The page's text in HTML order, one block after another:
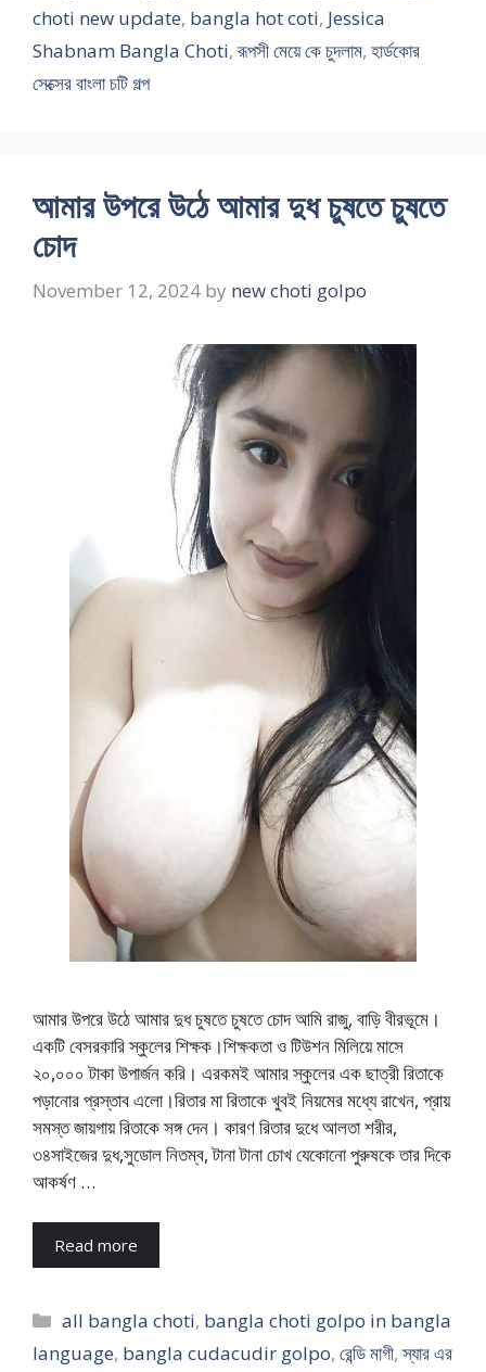
choti new update, bangla hot coti, Jessica
Shabnam Bangla Choti,রূপসী মেয়ে কে চুদলাম, হার্ডকোর
সেক্সের বাংলা চটি গল্প
আমার উপরে উঠে আমার দুধ চুষতে চুষতে
চোদ
November 12, 2024 by new choti golpo
আমার উপরে উঠে আমার দুধ চুষতে চুষতে চোদ আমি রাজু, বাড়ি বীরভূমে।
একটি বেসরকারি স্কুলের শিক্ষক।শিক্ষকতা ও টিউশন মিলিয়ে মাসে
২০,০০০ টাকা উপার্জন করি। এরকমই আমার স্কুলের এক ছাত্রী রিতাকে
পড়ানোর প্রস্তাব এলো।রিতার মা রিতাকে খুবই নিয়মের মধ্যে রাখেন, প্রায়
সমস্ত জায়গায় রিতাকে সঙ্গ দেন। কারণ রিতার দুধে আলতা শরীর,
৩৪সাইজের দুধ,সুডোল নিতম্ব, টানা টানা চোখ যেকোনো পুরুষকে তার দিকে
আকর্ষণ …
Read more
Categories
all bangla choti, bangla choti golpo in bangla
language, bangla cudacudir golpo, রেন্ডি মাগী,স্যার এর